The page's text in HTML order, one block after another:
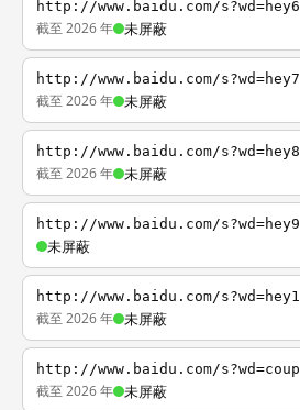
http://www.baidu.com/s?wd=hey6
截至 2026 年 未屏蔽
http://www.baidu.com/s?wd=hey7
截至 2026 年 未屏蔽
http://www.baidu.com/s?wd=hey8
截至 2026 年 未屏蔽
http://www.baidu.com/s?wd=hey9
未屏蔽
http://www.baidu.com/s?wd=hey1
截至 2026 年 未屏蔽
http://www.baidu.com/s?wd=coup
截至 2026 年 未屏蔽